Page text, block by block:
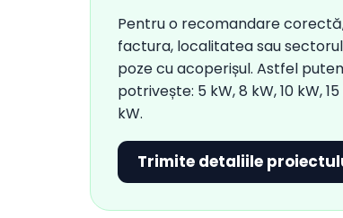
Pentru o recomandare
factura, localitatea sau
poze cu acoperișul. Astfel
potrivește: 5 kW, 8 kW, 10 kW,
kW.
Trimite detaliile